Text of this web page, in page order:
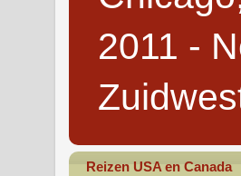
2011 -
Reizen USA en Canada